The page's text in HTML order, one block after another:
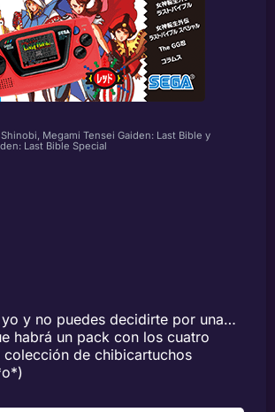
Megami Tensei Gaiden: Last Bible y
Last Bible Special
y no puedes decidirte por una…
habrá un pack con los cuatro
de chibicartuchos